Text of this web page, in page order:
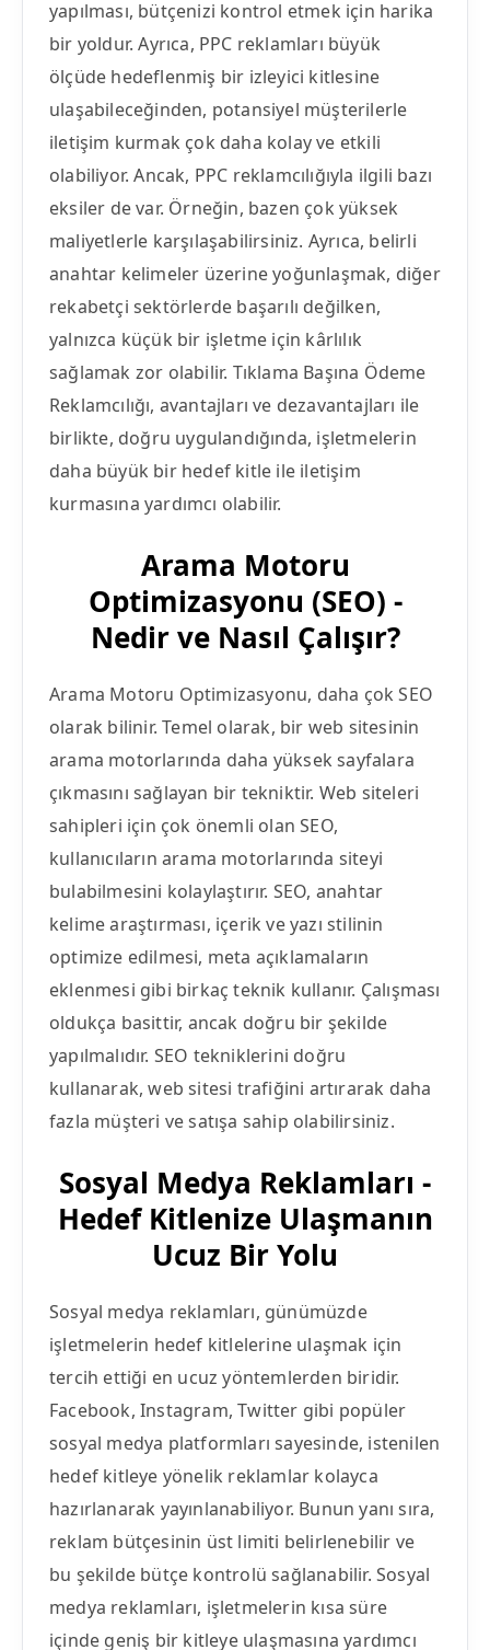
yapılması, bütçenizi kontrol etmek için harika
bir yoldur. Ayrıca, PPC reklamları büyük
ölçüde hedeflenmiş bir izleyici kitlesine
ulaşabileceğinden, potansiyel müşterilerle
iletişim kurmak çok daha kolay ve etkili
olabiliyor. Ancak, PPC reklamcılığıyla ilgili bazı
eksiler de var. Örneğin, bazen çok yüksek
maliyetlerle karşılaşabilirsiniz. Ayrıca, belirli
anahtar kelimeler üzerine yoğunlaşmak, diğer
rekabetçi sektörlerde başarılı değilken,
yalnızca küçük bir işletme için kârlılık
sağlamak zor olabilir. Tıklama Başına Ödeme
Reklamcılığı, avantajları ve dezavantajları ile
birlikte, doğru uygulandığında, işletmelerin
daha büyük bir hedef kitle ile iletişim
kurmasına yardımcı olabilir.
Arama Motoru
Optimizasyonu (SEO) -
Nedir ve Nasıl Çalışır?
Arama Motoru Optimizasyonu, daha çok SEO
olarak bilinir. Temel olarak, bir web sitesinin
arama motorlarında daha yüksek sayfalara
çıkmasını sağlayan bir tekniktir. Web siteleri
sahipleri için çok önemli olan SEO,
kullanıcıların arama motorlarında siteyi
bulabilmesini kolaylaştırır. SEO, anahtar
kelime araştırması, içerik ve yazı stilinin
optimize edilmesi, meta açıklamaların
eklenmesi gibi birkaç teknik kullanır. Çalışması
oldukça basittir, ancak doğru bir şekilde
yapılmalıdır. SEO tekniklerini doğru
kullanarak, web sitesi trafiğini artırarak daha
fazla müşteri ve satışa sahip olabilirsiniz.
Sosyal Medya Reklamları -
Hedef Kitlenize Ulaşmanın
Ucuz Bir Yolu
Sosyal medya reklamları, günümüzde
işletmelerin hedef kitlelerine ulaşmak için
tercih ettiği en ucuz yöntemlerden biridir.
Facebook, Instagram, Twitter gibi popüler
sosyal medya platformları sayesinde, istenilen
hedef kitleye yönelik reklamlar kolayca
hazırlanarak yayınlanabiliyor. Bunun yanı sıra,
reklam bütçesinin üst limiti belirlenebilir ve
bu şekilde bütçe kontrolü sağlanabilir. Sosyal
medya reklamları, işletmelerin kısa süre
içinde geniş bir kitleye ulaşmasına yardımcı